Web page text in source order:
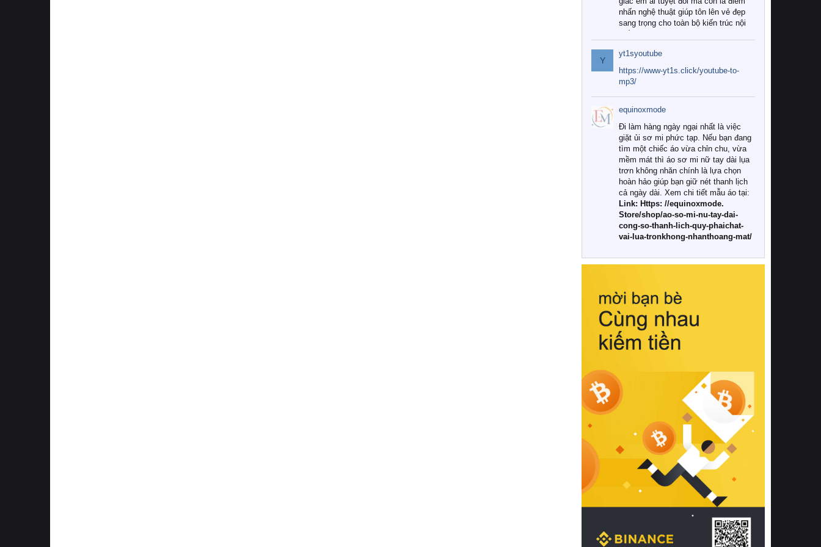
nhấn nghệ thuật giúp tôn lên vẻ đẹp
sang trọng cho toàn bộ kiến trúc nội
Tuy nhiên, giữa thị trường đa dạng
với vô vàn thương hiệu và mẫu mã
như hiện nay, làm thế nào để chọn
được những bộ chăn ga gối đệm cao
cấp thực sự chất lượng, phù hợp với
khí hậu và nhu cầu sử dụng của gia
đình? Hãy cùng chúng tôi đi tìm lời
giải đáp chi tiết qua bài viết dưới đây.
1. Tại sao các gia đình hiện đại lại ưa
chuộng chăn ga gối đệm cao cấp?
Khác với các dòng sản phẩm thông
thường, những bộ chăn ga gối đệm
cao cấp trải qua quy trình sản xuất
nghiêm ngặt từ khâu chọn lọc nguyên
liệu tự nhiên đến công nghệ dệt
nhuộm hiện đại không chứa hóa chất
này, bạn sẽ cảm nhận rõ rệt sự khác
hồi chuẩn xác của phần đệm nâng đỡ
cột sống.
Bên cạnh đó, việc lựa chọn các dòng
sản phẩm đạt chuẩn chất lượng quốc
tế còn giúp ngăn ngừa tình trạng kích
khuẩn và nấm mốc trong điều kiện
thời tiết nóng ẩm. Bạn có thể tìm hiểu
thêm các nghiên cứu khoa học về tác
động của giấc ngủ và môi trường
phòng ngủ đối với sức khỏe con
người tại Sleep Foundation (External
Link) để có cái nhìn toàn diện hơn.
2. Các tiêu chí vàng khi lựa chọn
chăn ga gối đệm cao cấp cho phòng
ngủ
Để sở hữu một bộ chăn ga gối đệm
cao cấp hoàn hảo cả về thẩm mỹ lẫn
công năng, người tiêu dùng cần cân
nhắc kỹ lưỡng các tiêu chí quan trọng
Y
yt1syoutube
https://www-yt1s.click/youtube-to-
mp3/
equinoxmode
Đi làm hàng ngày ngại nhất là việc
giặt ủi sơ mi phức tạp. Nếu bạn đang
tìm một chiếc áo vừa chỉn chu, vừa
mềm mát thì áo sơ mi nữ tay dài lụa
trơn không nhăn chính là lựa chọn
hoàn hảo giúp bạn giữ nét thanh lịch
cả ngày dài. Xem chi tiết mẫu áo tại:
Link: Https: //equinoxmode.
Store/shop/ao-so-mi-nu-tay-dai-
cong-so-thanh-lich-quy-phaichat-
vai-lua-tronkhong-nhanthoang-mat/